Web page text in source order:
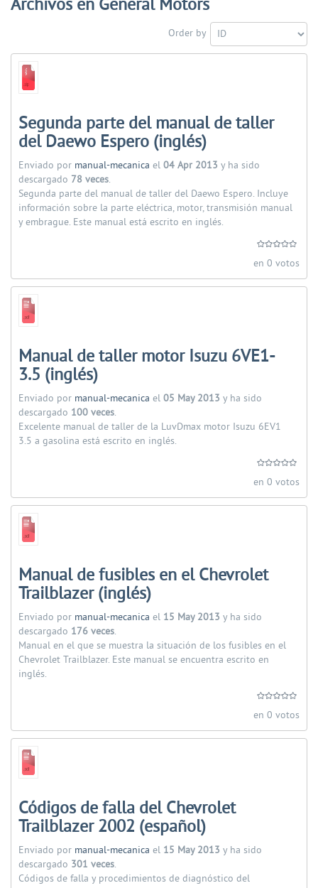
Archivos en General Motors
Order by
Segunda parte del manual de taller
del Daewo Espero (inglés)
Enviado por manual-mecanica el 04 Apr 2013 y ha sido
descargado 78 veces.
Segunda parte del manual de taller del Daewo Espero. Incluye
información sobre la parte eléctrica, motor, transmisión manual
y embrague. Este manual está escrito en inglés.
en 0 votos
Manual de taller motor Isuzu 6VE1-
3.5 (inglés)
Enviado por manual-mecanica el 05 May 2013 y ha sido
descargado 100 veces.
Excelente manual de taller de la LuvDmax motor Isuzu 6EV1
3.5 a gasolina está escrito en inglés.
en 0 votos
Manual de fusibles en el Chevrolet
Trailblazer (inglés)
Enviado por manual-mecanica el 15 May 2013 y ha sido
descargado 176 veces.
Manual en el que se muestra la situación de los fusibles en el
Chevrolet Trailblazer. Este manual se encuentra escrito en
inglés.
en 0 votos
Códigos de falla del Chevrolet
Trailblazer 2002 (español)
Enviado por manual-mecanica el 15 May 2013 y ha sido
descargado 301 veces.
Códigos de falla y procedimientos de diagnóstico del